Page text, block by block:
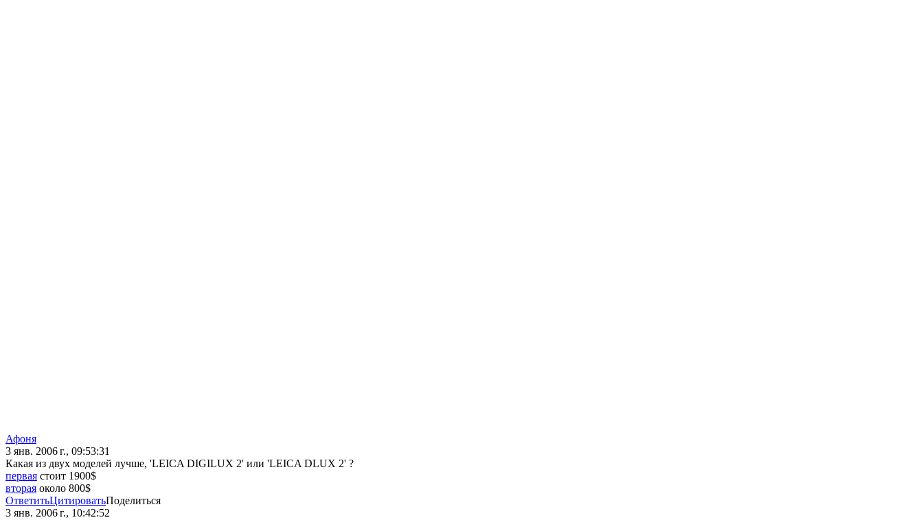
Афоня
3 янв. 2006 г., 09:53:31
Какая из двух моделей лучше, 'LEICA DIGILUX 2' или 'LEICA DLUX 2' ?
первая стоит 1900$
вторая около 800$
ОтветитьЦитироватьПоделиться
3 янв. 2006 г., 10:42:52